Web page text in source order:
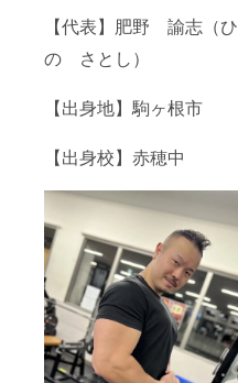
【代表】肥野 諭志（ひ
の さとし）
【出身地】駒ヶ根市
【出身校】赤穂中